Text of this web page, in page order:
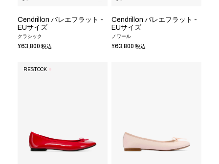
Cendrillon バレエフラット -
EUサイズ
クラシック
¥63,800 税込
Cendrillon バレエフラット -
EUサイズ
ノワール
¥63,800 税込
RESTOCK